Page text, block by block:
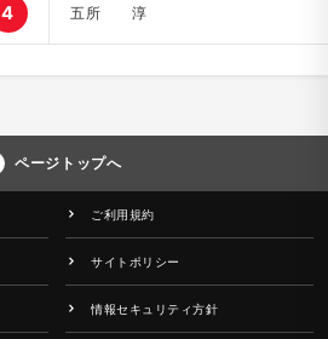
4 五所 淳
ページトップへ
ご利用規約
サイトポリシー
情報セキュリティ方針